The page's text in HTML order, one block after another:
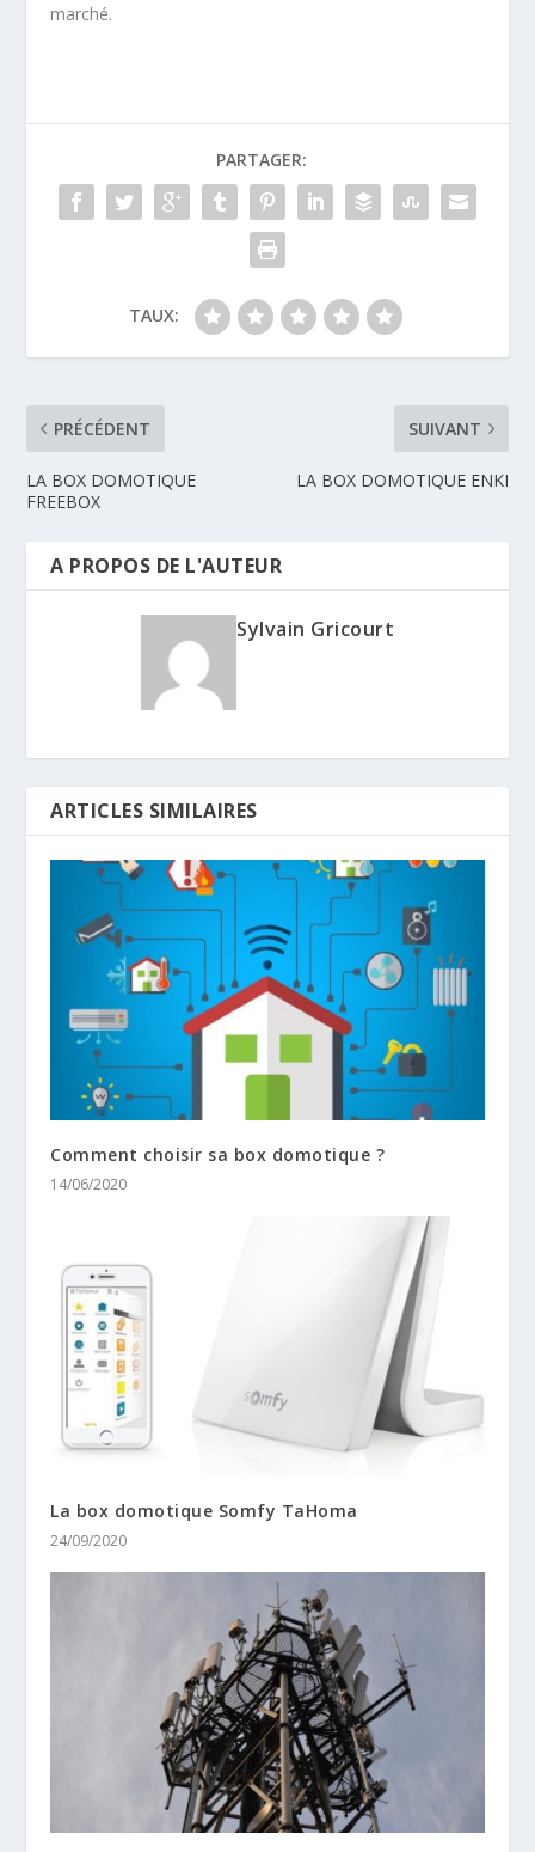
marché.
PARTAGER:
TAUX:
PRÉCÉDENT
LA BOX DOMOTIQUE
FREEBOX
SUIVANT
LA BOX DOMOTIQUE ENKI
A PROPOS DE L'AUTEUR
Sylvain Gricourt
ARTICLES SIMILAIRES
Comment choisir sa box domotique ?
14/06/2020
La box domotique Somfy TaHoma
24/09/2020